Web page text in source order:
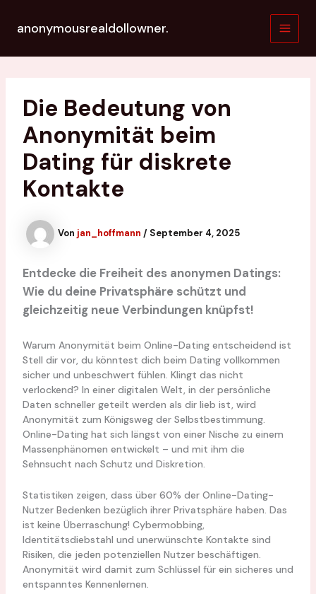
springenanonymousrealdollowner.
Main
Die Bedeutung von
Anonymität beim
Dating für diskrete
Kontakte
Von jan_hoffmann / September 4, 2025
Entdecke die Freiheit des anonymen Datings:
Wie du deine Privatsphäre schützt und
gleichzeitig neue Verbindungen knüpfst!
Warum Anonymität beim Online-Dating entscheidend ist
Stell dir vor, du könntest dich beim Dating vollkommen
sicher und unbeschwert fühlen. Klingt das nicht
verlockend? In einer digitalen Welt, in der persönliche
Daten schneller geteilt werden als dir lieb ist, wird
Anonymität zum Königsweg der Selbstbestimmung.
Online-Dating hat sich längst von einer Nische zu einem
Massenphänomen entwickelt – und mit ihm die
Sehnsucht nach Schutz und Diskretion.
Statistiken zeigen, dass über 60% der Online-Dating-
Nutzer Bedenken bezüglich ihrer Privatsphäre haben. Das
ist keine Überraschung! Cybermobbing,
Identitätsdiebstahl und unerwünschte Kontakte sind
Risiken, die jeden potenziellen Nutzer beschäftigen.
Anonymität wird damit zum Schlüssel für ein sicheres und
entspanntes Kennenlernen.